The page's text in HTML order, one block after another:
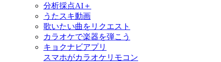
分析採点AI＋
うたスキ動画
歌いたい曲をリクエスト
カラオケで楽器を弾こう
キョクナビアプリ
スマホがカラオケリモコン